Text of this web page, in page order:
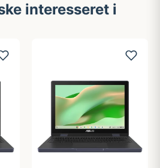
interesseret i